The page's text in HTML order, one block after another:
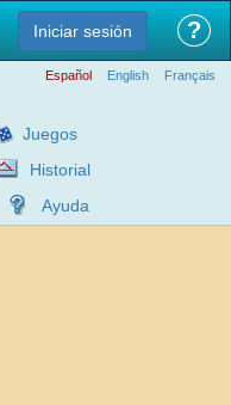
Iniciar sesión ?
Español English Français
Juegos
Historial
Ayuda